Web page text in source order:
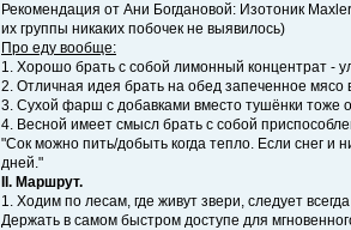
Рекомендация от Ани Богдановой: Изотоник
их группы никаких побочек не выявилось)
Про еду вообще:
1. Хорошо брать с собой лимонный концентрат -
2. Отличная идея брать на обед запеченное мясо
3. Сухой фарш с добавками вместо тушёнки тоже
4. Весной имеет смысл брать с собой
"Сок можно пить/добыть когда тепло. Если снег и
дней."
II. Маршрут.
1. Ходим по лесам, где живут звери, следует
Держать в самом быстром доступе для